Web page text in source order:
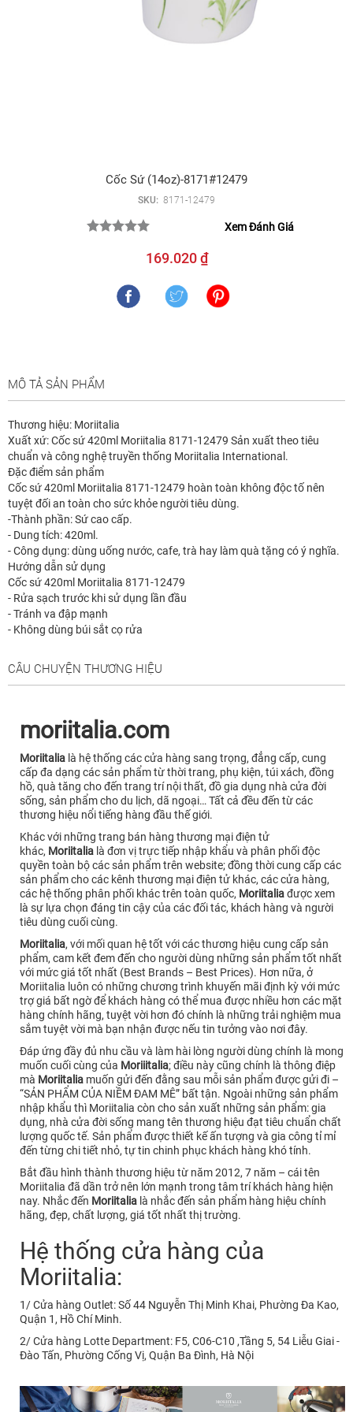
Cốc Sứ (14oz)-8171#12479
SKU: 8171-12479
Xem Đánh Giá
169.020 ₫
MÔ TẢ SẢN PHẨM
Thương hiệu: Moriitalia
Xuất xứ: Cốc sứ 420ml Moriitalia 8171-12479 Sản xuất theo tiêu
chuẩn và công nghệ truyền thống Moriitalia International.
Đặc điểm sản phẩm
Cốc sứ 420ml Moriitalia 8171-12479 hoàn toàn không độc tố nên
tuyệt đối an toàn cho sức khỏe người tiêu dùng.
-Thành phần: Sứ cao cấp.
- Dung tích: 420ml.
- Công dụng: dùng uống nước, cafe, trà hay làm quà tặng có ý nghĩa.
Hướng dẫn sử dụng
Cốc sứ 420ml Moriitalia 8171-12479
- Rửa sạch trước khi sử dụng lần đầu
- Tránh va đập mạnh
- Không dùng búi sắt cọ rửa
CÂU CHUYỆN THƯƠNG HIỆU
moriitalia.com
Moriitalia là hệ thống các cửa hàng sang trọng, đẳng cấp, cung
cấp đa dạng các sản phẩm từ thời trang, phụ kiện, túi xách, đồng
hồ, quà tăng cho đến trang trí nội thất, đồ gia dụng nhà cửa đời
sống, sản phẩm cho du lịch, dã ngoại… Tất cả đều đến từ các
thương hiệu nổi tiếng hàng đầu thế giới.
Khác với những trang bán hàng thương mại điện tử
khác, Moriitalia là đơn vị trực tiếp nhập khẩu và phân phối độc
quyền toàn bộ các sản phẩm trên website; đồng thời cung cấp các
sản phẩm cho các kênh thương mại điện tử khác, các cửa hàng,
các hệ thống phân phối khác trên toàn quốc, Moriitaliađược xem
là sự lựa chọn đáng tin cậy của các đối tác, khách hàng và người
tiêu dùng cuối cùng.
Moriitalia, với mối quan hệ tốt với các thương hiệu cung cấp sản
phẩm, cam kết đem đến cho người dùng những sản phẩm tốt nhất
với mức giá tốt nhất (Best Brands – Best Prices). Hơn nữa, ở
Moriitalia luôn có những chương trình khuyến mãi định kỳ với mức
trợ giá bất ngờ để khách hàng có thể mua được nhiều hơn các mặt
hàng chính hãng, tuyệt vời hơn đó chính là những trải nghiệm mua
sắm tuyệt vời mà bạn nhận được nếu tin tưởng vào nơi đây.
Đáp ứng đầy đủ nhu cầu và làm hài lòng người dùng chính là mong
muốn cuối cùng của Moriiitalia; điều này cũng chính là thông điệp
mà Moriitalia muốn gửi đến đằng sau mỗi sản phẩm được gửi đi –
“SẢN PHẨM CỦA NIỀM ĐAM MÊ” bất tận. Ngoài những sản phẩm
nhập khẩu thì Moriitalia còn cho sản xuất những sản phẩm: gia
dụng, nhà cửa đời sống mang tên thương hiệu đạt tiêu chuẩn chất
lượng quốc tế. Sản phẩm được thiết kế ấn tượng và gia công tỉ mỉ
đến từng chi tiết nhỏ, tự tin chinh phục khách hàng khó tính.
Bắt đầu hình thành thương hiệu từ năm 2012, 7 năm – cái tên
Moriitalia đã dần trở nên lớn mạnh trong tâm trí khách hàng hiện
nay. Nhắc đến Moriitalia là nhắc đến sản phẩm hàng hiệu chính
hãng, đẹp, chất lượng, giá tốt nhất thị trường.
Hệ thống cửa hàng của
Moriitalia:
1/ Cửa hàng Outlet: Số 44 Nguyễn Thị Minh Khai, Phường Đa Kao,
Quận 1, Hồ Chí Minh.
2/ Cửa hàng Lotte Department: F5, C06-C10 ,Tầng 5, 54 Liễu Giai -
Đào Tấn, Phường Cống Vị, Quận Ba Đình, Hà Nội